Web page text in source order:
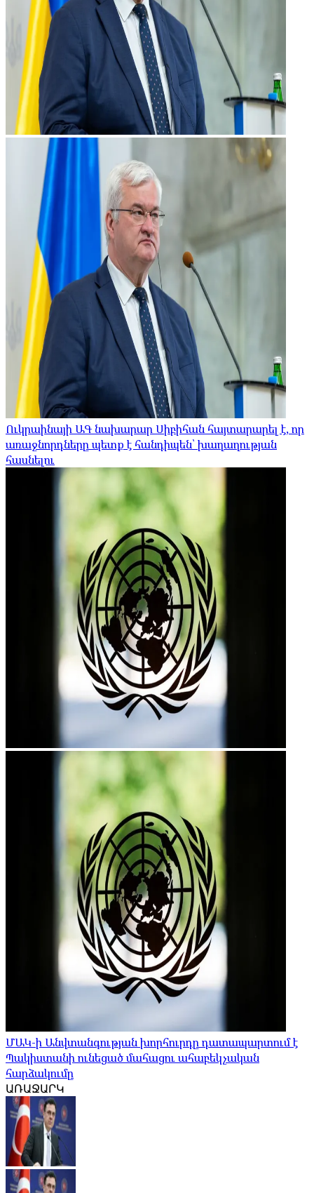
Ուկրաինայի ԱԳ նախարար Սիբիհան հայտարարել է, որ
առաջնորդները պետք է հանդիպեն՝ խաղաղության
հասնելու
ՄԱԿ-ի Անվտանգության խորհուրդը դատապարտում է
Պակիստանի ունեցած մահացու ահաբեկչական
հարձակումը
ԱՌԱՋԱՐԿ